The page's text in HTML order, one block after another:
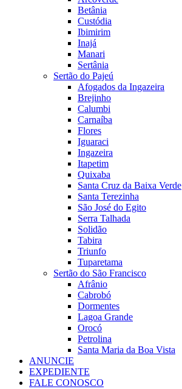
Betânia
Custódia
Ibimirim
Inajá
Manari
Sertânia
Sertão do Pajeú
Afogados da Ingazeira
Brejinho
Calumbi
Carnaíba
Flores
Iguaraci
Ingazeira
Itapetim
Quixaba
Santa Cruz da Baixa Verde
Santa Terezinha
São José do Egito
Serra Talhada
Solidão
Tabira
Triunfo
Tuparetama
Sertão do São Francisco
Afrânio
Cabrobó
Dormentes
Lagoa Grande
Orocó
Petrolina
Santa Maria da Boa Vista
ANUNCIE
EXPEDIENTE
FALE CONOSCO